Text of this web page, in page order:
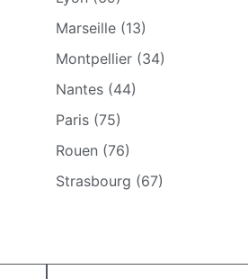
Marseille (13)
Montpellier (34)
Nantes (44)
Paris (75)
Rouen (76)
Strasbourg (67)